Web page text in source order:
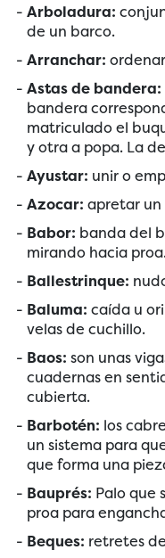
Arboladura:
de un barco.
Arranchar:
Astas de bandera:
bandera
matriculado el
y otra a popa. La
Ayustar: unir o
Azocar: apretar
Babor: banda del
mirando hacia
Ballestrinque:
Baluma: caída u
velas de cuchillo.
Baos: son unas
cuadernas en
cubierta.
Barbotén: los
un sistema para
que forma una
Bauprés: Palo que
proa para
Beques: retretes